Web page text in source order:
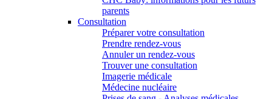
parents
Consultation
Préparer votre consultation
Prendre rendez-vous
Annuler un rendez-vous
Trouver une consultation
Imagerie médicale
Médecine nucléaire